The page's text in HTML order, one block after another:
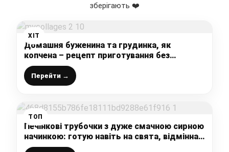
зберігають ❤️
ХІТ
Домашня буженина та грудинка, як
копчена – рецепт приготування без
коптіння. Смакота неймовірна
Перейти →
ТОП
Печінкові трубочки з дуже смачною сирною
начинкою: готую навіть на свята, відмінна
закуска на велику компанію